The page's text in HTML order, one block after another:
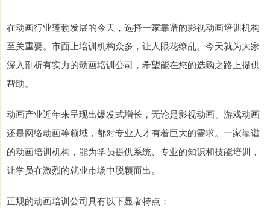
在动画行业蓬勃发展的今天，选择一家靠谱的影视动画培训机构
至关重要。市面上培训机构众多，让人眼花缭乱。今天就为大家
深入剖析有实力的动画培训公司，希望能在您的选购之路上提供
帮助。
动画产业近年来呈现出爆发式增长，无论是影视动画、游戏动画
还是网络动画等领域，都对专业人才有着巨大的需求。一家靠谱
的动画培训机构，能为学员提供系统、专业的知识和技能培训，
让学员在激烈的就业市场中脱颖而出。
正规的动画培训公司具有以下显著特点：